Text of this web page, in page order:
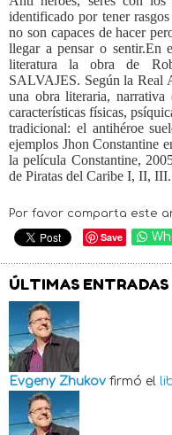
identificado por tener
no son capaces de hacer
llegar a pensar o sentir.En
literatura la obra de
SALVAJES. Según la Real
una obra literaria,
características físicas,
tradicional: el antihéroe
ejemplos Jhon Constantine
la película Constantine,
de Piratas del Caribe I, II, III.
Por favor comparta este
Save
ÚLTIMAS ENTRADAS
Evgeny Zhukov firmó el